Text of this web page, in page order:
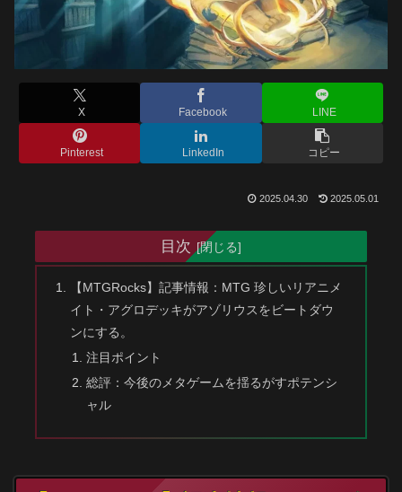
X Facebook LINE
Pinterest LinkedIn コピー
2025.04.30 2025.05.01
目次
【MTGRocks】記事情報：MTG 珍しいリアニメ
イト・アグロデッキがアゾリウスをビートダウ
ンにする。
注目ポイント
総評：今後のメタゲームを揺るがすポテンシ
ャル